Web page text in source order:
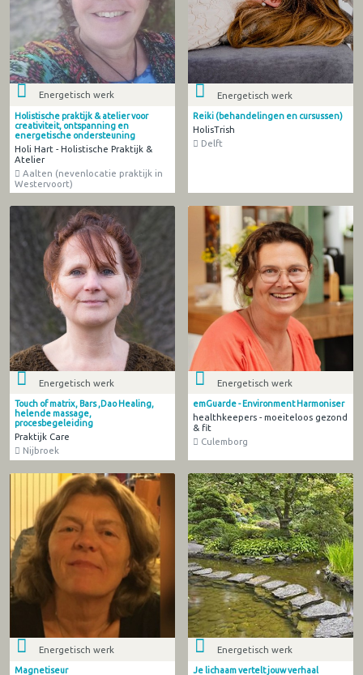
Energetisch werk
Holistische praktijk & atelier voor
creativiteit, ontspanning en
energetische ondersteuning
Holi Hart - Holistische Praktijk &
Atelier
Aalten (nevenlocatie praktijk in
Westervoort)
Energetisch werk
Reiki (behandelingen en cursussen)
HolisTrish
Delft
Energetisch werk
Touch of matrix, Bars ,Dao Healing,
helende massage,
procesbegeleiding
Praktijk Care
Nijbroek
Energetisch werk
emGuarde - Environment Harmoniser
healthkeepers - moeiteloos gezond
& fit
Culemborg
Energetisch werk
Magnetiseur
Energetisch werk
Je lichaam vertelt jouw verhaal